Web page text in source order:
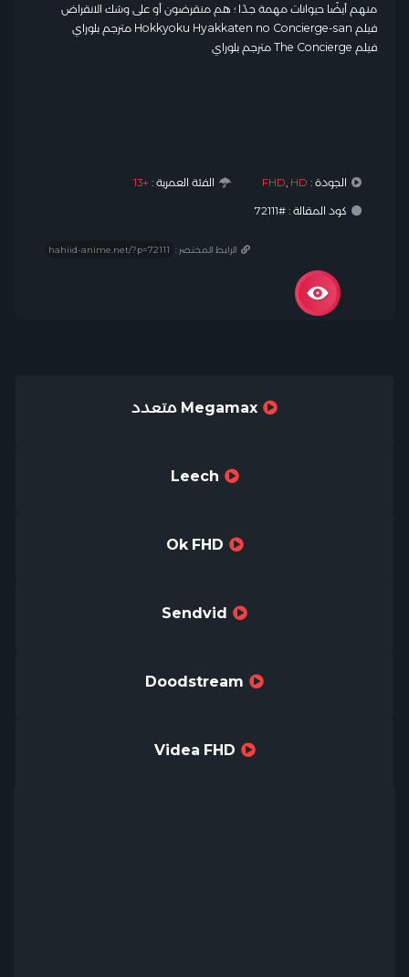
منهم أيضًا حيوانات مهمة جدًا ؛ هم منقرضون أو على وشك الانقراض
فيلم Hokkyoku Hyakkaten no Concierge-san مترجم بلوراي
فيلم The Concierge مترجم بلوراي
الجودة : FHD, HD الفئة العمرية : +13
كود المقالة : #72111
الرابط المختصر :